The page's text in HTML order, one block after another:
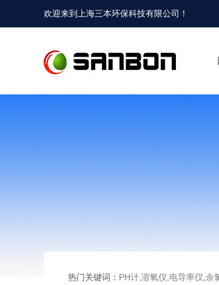
欢迎来到 上海三本环保科技有限公司 ！
热门关键词： PH计,溶氧仪,电导率仪,余氯分析仪,浊度仪,硅酸根分析仪，磷酸